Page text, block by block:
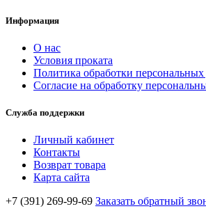
Информация
О нас
Условия проката
Политика обработки
Согласие на обработку
Служба поддержки
Личный кабинет
Контакты
Возврат товара
Карта сайта
+7 (391) 269-99-69 Заказать обратный